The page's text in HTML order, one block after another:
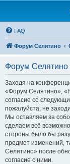
FAQ
Форум Селятино
Форум
Заходя на
«Форум Селятино»,
согласие со
пожалуйста, не
Мы оставляем за
сделаем всё
стороны было бы
предмет изменений,
Селятино» после
согласие с ними.